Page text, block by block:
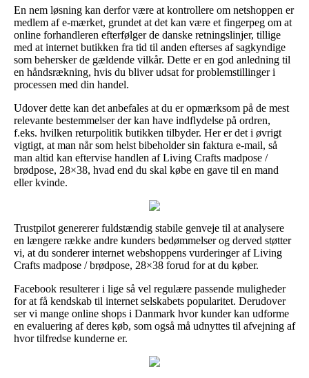
En nem løsning kan derfor være at kontrollere om netshoppen er
medlem af e-mærket, grundet at det kan være et fingerpeg om at
online forhandleren efterfølger de danske retningslinjer, tillige
med at internet butikken fra tid til anden efterses af sagkyndige
som behersker de gældende vilkår. Dette er en god anledning til
en håndsrækning, hvis du bliver udsat for problemstillinger i
processen med din handel.
Udover dette kan det anbefales at du er opmærksom på de mest
relevante bestemmelser der kan have indflydelse på ordren,
f.eks. hvilken returpolitik butikken tilbyder. Her er det i øvrigt
vigtigt, at man når som helst bibeholder sin faktura e-mail, så
man altid kan eftervise handlen af Living Crafts madpose /
brødpose, 28×38, hvad end du skal købe en gave til en mand
eller kvinde.
Trustpilot genererer fuldstændig stabile genveje til at analysere
en længere række andre kunders bedømmelser og derved støtter
vi, at du sonderer internet webshoppens vurderinger af Living
Crafts madpose / brødpose, 28×38 forud for at du køber.
Facebook resulterer i lige så vel regulære passende muligheder
for at få kendskab til internet selskabets popularitet. Derudover
ser vi mange online shops i Danmark hvor kunder kan udforme
en evaluering af deres køb, som også må udnyttes til afvejning af
hvor tilfredse kunderne er.